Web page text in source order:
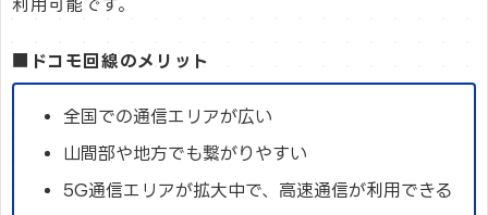
利用可能です。
■ドコモ回線のメリット
全国での通信エリアが広い
山間部や地方でも繋がりやすい
5G通信エリアが拡大中で、高速通信が利用できる